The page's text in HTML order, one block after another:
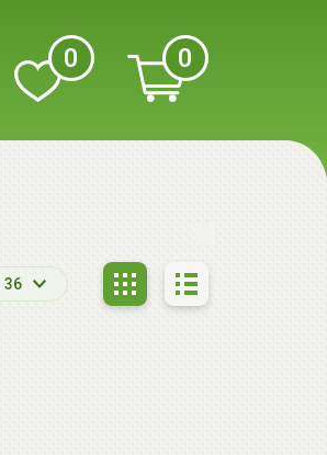
0 0
36